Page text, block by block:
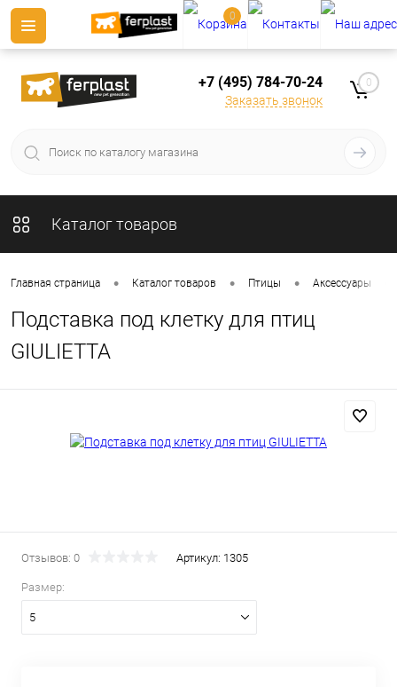
+7 (495) 784-70-24
Заказать звонок
0
Каталог товаров
Главная страница • Каталог товаров • Птицы • Аксессуары
Подставка под клетку для птиц
GIULIETTA
Отзывов: 0 Артикул: 1305
Размер:
5
0